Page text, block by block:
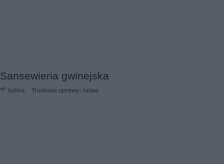
Sansewieria gwinejska
bylina Trudność uprawy: łatwa